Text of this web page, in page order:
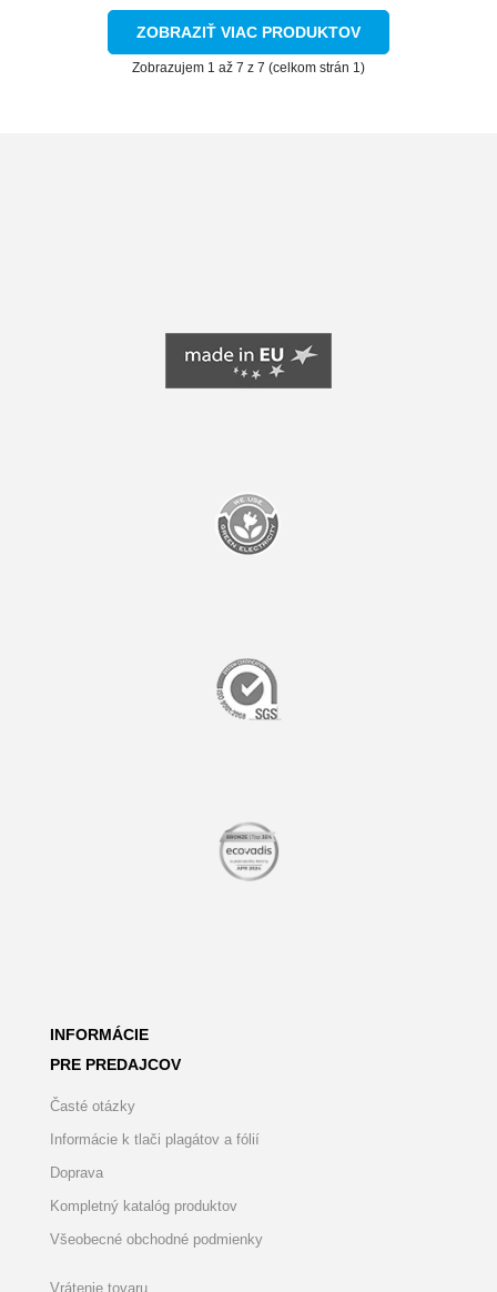
ZOBRAZIŤ VIAC PRODUKTOV
Zobrazujem 1 až 7 z 7 (celkom strán 1)
INFORMÁCIE
PRE PREDAJCOV
Časté otázky
Informácie k tlači plagátov a fólií
Doprava
Kompletný katalóg produktov
Všeobecné obchodné podmienky
Vrátenie tovaru